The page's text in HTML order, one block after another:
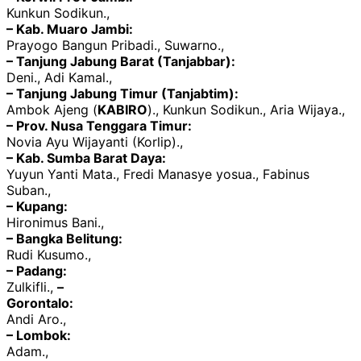
Kunkun Sodikun.,
– Kab. Muaro Jambi:
Prayogo Bangun Pribadi., Suwarno.,
– Tanjung Jabung Barat (Tanjabbar):
Deni., Adi Kamal.,
– Tanjung Jabung Timur (Tanjabtim):
Ambok Ajeng (KABIRO)., Kunkun Sodikun., Aria Wijaya.,
– Prov. Nusa Tenggara Timur:
Novia Ayu Wijayanti (Korlip).,
– Kab. Sumba Barat Daya:
Yuyun Yanti Mata., Fredi Manasye yosua., Fabinus
Suban.,
– Kupang:
Hironimus Bani.,
– Bangka Belitung:
Rudi Kusumo.,
– Padang:
Zulkifli., –
Gorontalo:
Andi Aro.,
– Lombok:
Adam.,